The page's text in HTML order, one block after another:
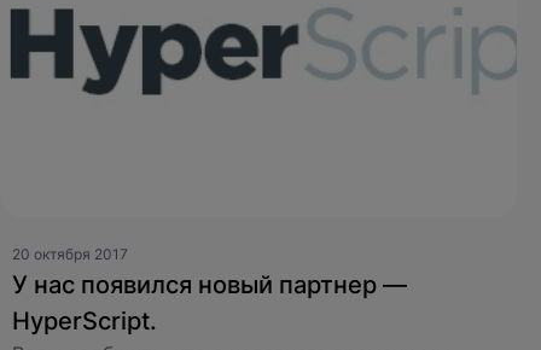
20 октября 2017
У нас появился новый партнер —
HyperScript.